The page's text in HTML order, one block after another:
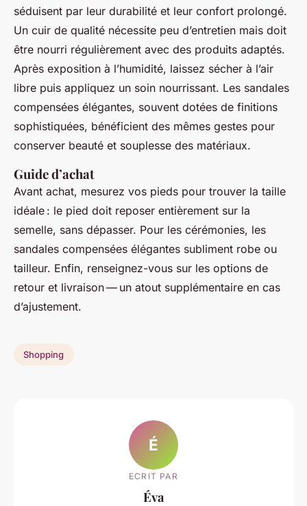
séduisent par leur durabilité et leur confort prolongé.
Un cuir de qualité nécessite peu d’entretien mais doit
être nourri régulièrement avec des produits adaptés.
Après exposition à l’humidité, laissez sécher à l’air
libre puis appliquez un soin nourrissant. Les sandales
compensées élégantes, souvent dotées de finitions
sophistiquées, bénéficient des mêmes gestes pour
conserver beauté et souplesse des matériaux.
Guide d’achat
Avant achat, mesurez vos pieds pour trouver la taille
idéale : le pied doit reposer entièrement sur la
semelle, sans dépasser. Pour les cérémonies, les
sandales compensées élégantes subliment robe ou
tailleur. Enfin, renseignez-vous sur les options de
retour et livraison — un atout supplémentaire en cas
d’ajustement.
Shopping
É
ECRIT PAR
Éva